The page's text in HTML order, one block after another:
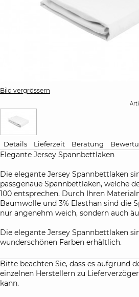
Bild vergrössern
Details Lieferzeit Beratung
Elegante Jersey Spannbettlaken
Die elegante Jersey Spannbettlaken
passgenaue Spannbettlaken, welche
100 entsprechen. Durch Ihren
Baumwolle und 3% Elasthan sind die
nur angenehm weich, sondern auch
Die elegante Jersey Spannbettlaken
wunderschönen Farben erhältlich.
Bitte beachten Sie, dass es aufgrund
einzelnen Herstellern zu
kann.